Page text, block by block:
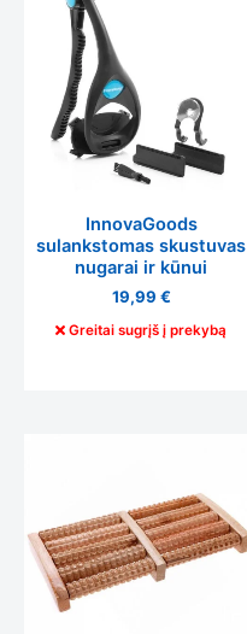
InnovaGoods
sulankstomas skustuvas
nugarai ir kūnui
19,99 €
Greitai sugrįš į prekybą